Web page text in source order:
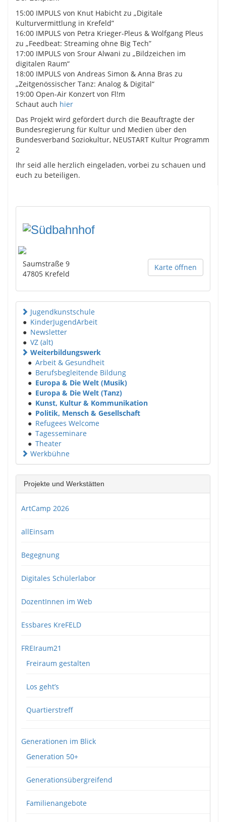
15:00 IMPULS von Knut Habicht zu „Digitale
Kulturvermittlung in Krefeld”
16:00 IMPULS von Petra Krieger-Pleus & Wolfgang Pleus
zu „Feedbeat: Streaming ohne Big Tech”
17:00 IMPULS von Srour Alwani zu „Bildzeichen im
digitalen Raum“
18:00 IMPULS von Andreas Simon & Anna Bras zu
„Zeitgenössischer Tanz: Analog & Digital“
19:00 Open-Air Konzert von Fl!m
Schaut auch hier
Das Projekt wird gefördert durch die Beauftragte der
Bundesregierung für Kultur und Medien über den
Bundesverband Soziokultur, NEUSTART Kultur Programm
2
Ihr seid alle herzlich eingeladen, vorbei zu schauen und
euch zu beteiligen.
Karte öffnen
Saumstraße 9
47805 Krefeld
Jugendkunstschule
● KinderJugendArbeit
● Newsletter
● VZ (alt)
Weiterbildungswerk
● Arbeit & Gesundheit
● Berufsbegleitende Bildung
● Europa & Die Welt (Musik)
● Europa & Die Welt (Tanz)
● Kunst, Kultur & Kommunikation
● Politik, Mensch & Gesellschaft
● Refugees Welcome
● Tagesseminare
● Theater
Werkbühne
Projekte und Werkstätten
ArtCamp 2026
allEinsam
Begegnung
Digitales Schülerlabor
DozentInnen im Web
Essbares KreFELD
FREIraum21
Freiraum gestalten
Los geht’s
Quartierstreff
Generationen im Blick
Generation 50+
Generationsübergreifend
Familienangebote